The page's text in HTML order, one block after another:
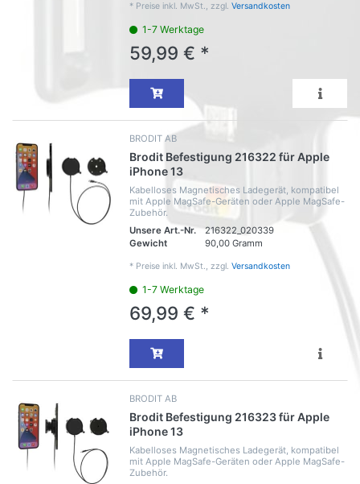
* Preise inkl. MwSt., zzgl. Versandkosten
1-7 Werktage
59,99 € *
BRODIT AB
Brodit Befestigung 216322 für Apple
iPhone 13
Kabelloses Magnetisches Ladegerät, kompatibel
mit Apple MagSafe-Geräten oder Apple MagSafe-
Zubehör.
Unsere Art.-Nr.
216322_020339
Gewicht
90,00 Gramm
* Preise inkl. MwSt., zzgl. Versandkosten
1-7 Werktage
69,99 € *
BRODIT AB
Brodit Befestigung 216323 für Apple
iPhone 13
Kabelloses Magnetisches Ladegerät, kompatibel
mit Apple MagSafe-Geräten oder Apple MagSafe-
Zubehör.